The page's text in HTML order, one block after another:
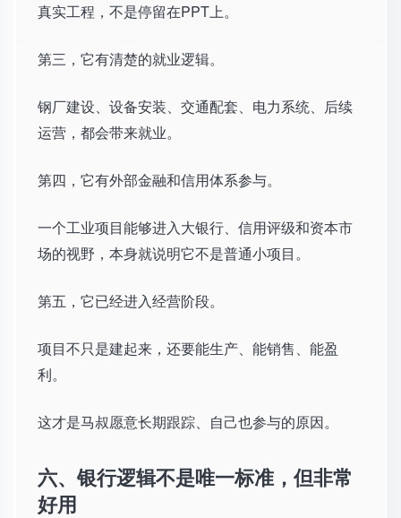
真实工程，不是停留在PPT上。
第三，它有清楚的就业逻辑。
钢厂建设、设备安装、交通配套、电力系统、后续
运营，都会带来就业。
第四，它有外部金融和信用体系参与。
一个工业项目能够进入大银行、信用评级和资本市
场的视野，本身就说明它不是普通小项目。
第五，它已经进入经营阶段。
项目不只是建起来，还要能生产、能销售、能盈
利。
这才是马叔愿意长期跟踪、自己也参与的原因。
六、银行逻辑不是唯一标准，但非常
好用